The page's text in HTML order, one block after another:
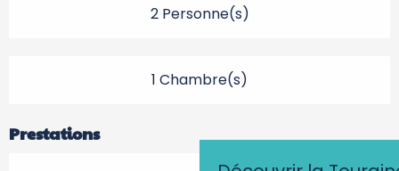
2 Personne(s)
1 Chambre(s)
Prestations